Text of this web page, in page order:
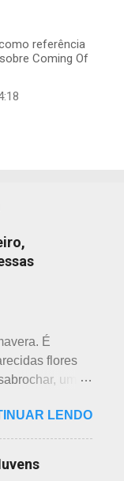
referência
Coming Of
É
flores
uma
março e, no
as cerejeiras.
pode
LENDO